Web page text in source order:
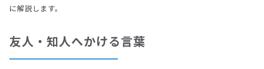
に解説します。
友人・知人へかける言葉